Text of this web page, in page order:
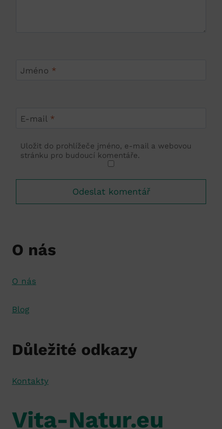
Jméno *
E-mail *
Uložit do prohlížeče jméno, e-mail a webovou
stránku pro budoucí komentáře.
O nás
O nás
Blog
Důležité odkazy
Kontakty
Vita-Natur.eu